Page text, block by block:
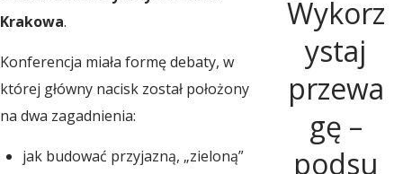
b
s
e
Krakowa.
Konferencja miała formę debaty, w
której główny nacisk został położony
na dwa zagadnienia:
jak budować przyjazną, „zieloną”
Wykorz
ystaj
przewa
gę –
podsu